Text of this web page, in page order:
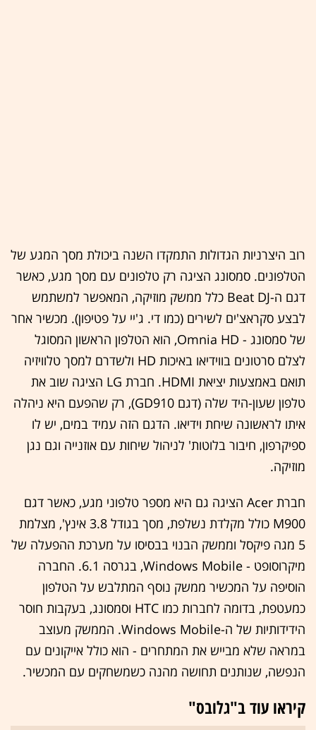
רוב היצרניות הגדולות התמקדו השנה ביכולת מסך המגע של
הטלפונים. סמסונג הציגה רק טלפונים עם מסך מגע, כאשר
דגם ה-Beat DJ כלל ממשק מוזיקה, המאפשר למשתמש
לבצע סקראצ'ים לשירים (כמו די. ג'יי על פטיפון). מכשיר אחר
של סמסונג - Omnia HD, הוא הטלפון הראשון המסוגל
לצלם סרטונים בווידיאו באיכות HD ולשדרם למסך טלוויזיה
תואם באמצעות יציאת HDMI. חברת LG הציגה שוב את
טלפון שעון-היד שלה (דגם GD910), רק שהפעם היא ניהלה
איתו לראשונה שיחת וידיאו. הדגם הזה עמיד במים, יש לו
ספיקרפון, חיבור בלוטות' לניהול שיחות עם אוזנייה וגם נגן
מוזיקה.
חברת Acer הציגה גם היא מספר טלפוני מגע, כאשר דגם
M900 כולל מקלדת נשלפת, מסך בגודל 3.8 אינץ', מצלמת
5 מגה פיקסל וממשק הבנוי בבסיסו על מערכת ההפעלה של
מיקרוסופט - Windows Mobile, בגרסה 6.1. החברה
הוסיפה על המכשיר ממשק נוסף המתלבש על הטלפון
כמעטפת, בדומה לחברות כמו HTC וסמסונג, בעקבות חוסר
הידידותיות של ה-Windows Mobile. הממשק מעוצב
במראה שלא מבייש את המתחרים - הוא כולל אייקונים עם
הנפשה, שנותנים תחושה מהנה כשמשחקים עם המכשיר.
קיראו עוד ב"גלובס"